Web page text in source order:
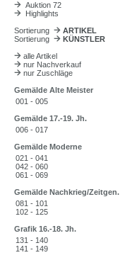
Auktion 72
Highlights
Sortierung
ARTIKEL
Sortierung
KÜNSTLER
alle Artikel
nur Nachverkauf
nur Zuschläge
Gemälde Alte Meister
001 - 005
Gemälde 17.-19. Jh.
006 - 017
Gemälde Moderne
021 - 041
042 - 060
061 - 069
Gemälde Nachkrieg/Zeitgen.
081 - 101
102 - 125
Grafik 16.-18. Jh.
131 - 140
141 - 149